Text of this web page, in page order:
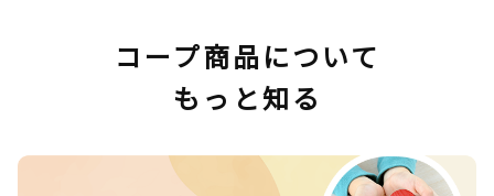
コープ商品について
もっと知る